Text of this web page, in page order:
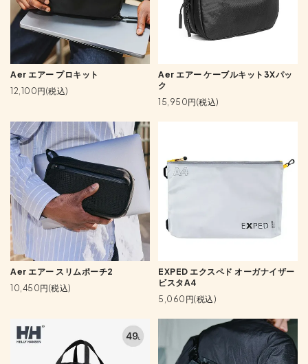
Aer エアー プロキット
12,100円(税込)
Aer エアー ケーブルキット3Xパッ
ク
15,950円(税込)
Aer エアー スリムポーチ2
10,450円(税込)
EXPED エクスペド オーガナイザー
ビスタA4
5,060円(税込)